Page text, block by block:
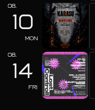
08.
10
MON
08.
14
FRI